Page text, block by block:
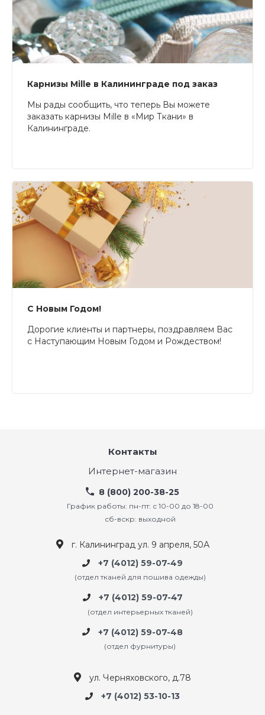
Карнизы Mille в Калининграде под заказ
Мы рады сообщить, что теперь Вы можете
заказать карнизы Mille в «Мир Ткани» в
Калининграде.
С Новым Годом!
Дорогие клиенты и партнеры, поздравляем Вас
с Наступающим Новым Годом и Рождеством!
Контакты
Интернет-магазин
8 (800) 200-38-25
График работы: пн-пт: с 10-00 до 18-00
сб-вскр: выходной
г. Калининград ул. 9 апреля, 50А
+7 (4012) 59-07-49
(отдел тканей для пошива одежды)
+7 (4012) 59-07-47
(отдел интерьерных тканей)
+7 (4012) 59-07-48
(отдел фурнитуры)
ул. Черняховского, д.78
+7 (4012) 53-10-13